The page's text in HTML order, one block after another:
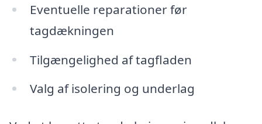
Eventuelle reparationer før
tagdækningen
Tilgængelighed af tagfladen
Valg af isolering og underlag